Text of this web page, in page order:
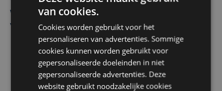
Vier Oostendse gynaecologen versterken dienst in AZ
West, dat ook een nieuwe voltijdse gynaecoloog
verwelkomt
van cookies.
Cookies worden gebruikt voor het
personaliseren van advertenties. Sommige
cookies kunnen worden gebruikt voor
gepersonaliseerde doeleinden in niet
gepersonaliseerde advertenties. Deze
website gebruikt noodzakelijke cookies